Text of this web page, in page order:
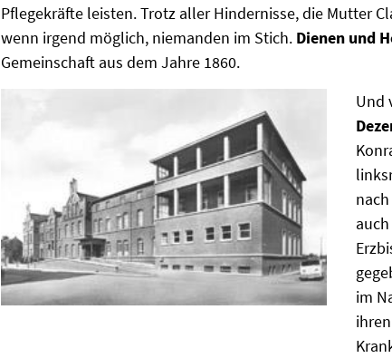
Pflegekräfte leisten. Trotz aller Hindernisse, die Mutter
wenn irgend möglich, niemanden im Stich. Dienen und
Gemeinschaft aus dem Jahre 1860.
Und
im